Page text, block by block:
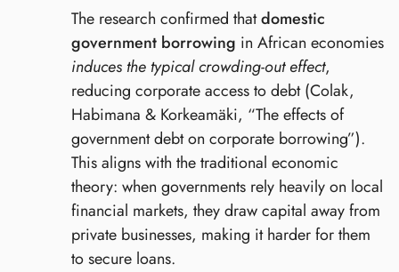
The research confirmed thatdomestic
government borrowing in African economies
induces the typical crowding-out effect,
reducing corporate access to debt (Colak,
Habimana & Korkeamäki, “The effects of
government debt on corporate borrowing”).
This aligns with the traditional economic
theory: when governments rely heavily on local
financial markets, they draw capital away from
private businesses, making it harder for them
to secure loans.